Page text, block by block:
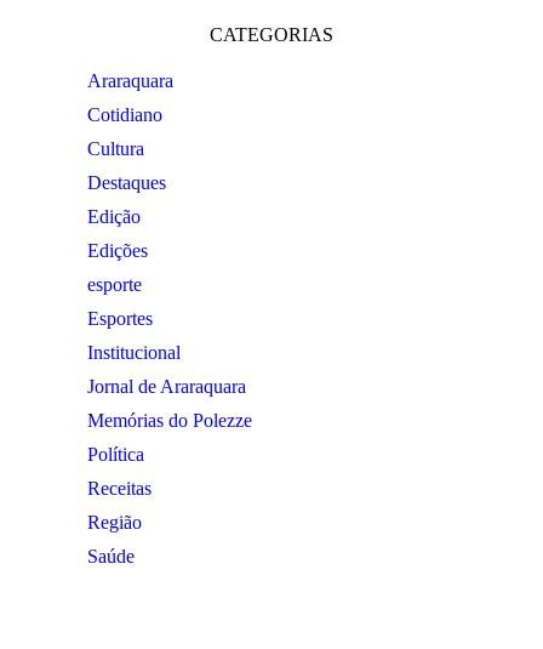
CATEGORIAS
Araraquara
Cotidiano
Cultura
Destaques
Edição
Edições
esporte
Esportes
Institucional
Jornal de Araraquara
Memórias do Polezze
Política
Receitas
Região
Saúde